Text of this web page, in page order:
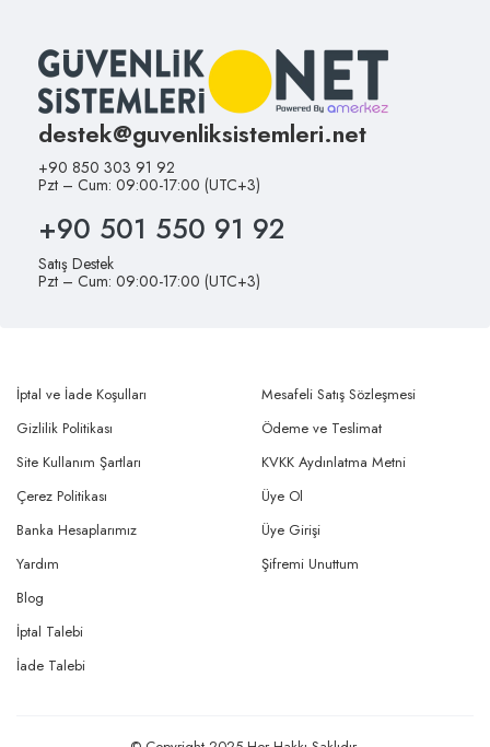
destek@guvenliksistemleri.net
+90 850 303 91 92
Pzt – Cum: 09:00-17:00 (UTC+3)
+90 501 550 91 92
Satış Destek
Pzt – Cum: 09:00-17:00 (UTC+3)
İptal ve İade Koşulları
Gizlilik Politikası
Site Kullanım Şartları
Mesafeli Satış Sözleşmesi
Ödeme ve Teslimat
KVKK Aydınlatma Metni
Çerez Politikası
Banka Hesaplarımız
Yardım
Üye Ol
Üye Girişi
Şifremi Unuttum
Blog
İptal Talebi
İade Talebi